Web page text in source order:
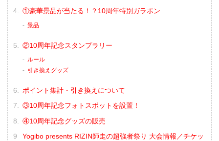
①豪華景品が当たる！？10周年特別ガラポン
景品
②10周年記念スタンプラリー
ルール
引き換えグッズ
ポイント集計・引き換えについて
③10周年記念フォトスポットを設置！
④10周年記念グッズの販売
Yogibo presents RIZIN師走の超強者祭り 大会情報／チケッ